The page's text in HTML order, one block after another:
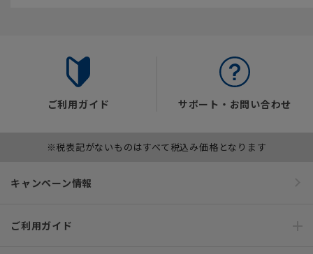
ご利用ガイド サポート・お問い合わせ
※税表記がないものはすべて税込み価格となります
キャンペーン情報
ご利用ガイド